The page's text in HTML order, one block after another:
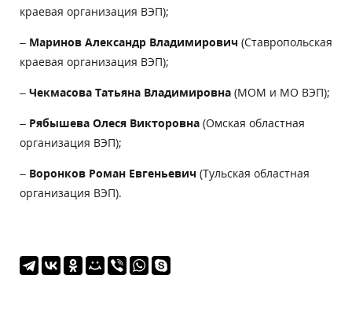
краевая организация ВЭП);
– Маринов Александр Владимирович (Ставропольская
краевая организация ВЭП);
– Чекмасова Татьяна Владимировна (МОМ и МО ВЭП);
– Рябышева Олеся Викторовна (Омская областная
организация ВЭП);
– Воронков Роман Евгеньевич (Тульская областная
организация ВЭП).